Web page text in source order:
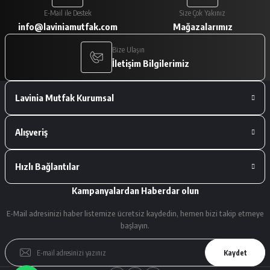
Paketleme çok iyiydi. Ürünler tam
istediğimiz gibiydi.
A... V... | 29/01/2026
Deneyimini Paylaş
E-Mail ile Destek
info@laviniamutfak.com
Size Çok Yakınız
Mağazalarımız
Bize Ulaşın
İletişim Bilgilerimiz
Lavinia Mutfak Kurumsal
Alışveriş
Hızlı Bağlantılar
Kampanyalardan Haberdar olun
E-Mail adresinizi haber listemize ücretsiz kaydedin, hemen bizi takip etmeye
başlayın.
Kaydet